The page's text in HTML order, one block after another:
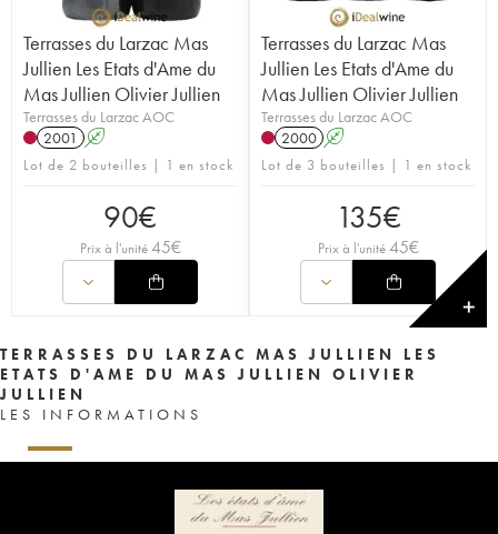
Terrasses du Larzac Mas
Jullien Les Etats d'Ame du
Mas Jullien Olivier Jullien
Terrasses du Larzac AOC
2001
A
Lot de 2 bouteilles | 1 en stock
90€
Prix à l'unité 45€
Terrasses du Larzac Mas
Jullien Les Etats d'Ame du
Mas Jullien Olivier Jullien
Terrasses du Larzac AOC
2000 A
Lot de 3 bouteilles | 1 en stock
135€
Prix à l'unité 45€
✕
TERRASSES DU LARZAC MAS JULLIEN LES
ETATS D'AME DU MAS JULLIEN OLIVIER
JULLIEN
LES INFORMATIONS